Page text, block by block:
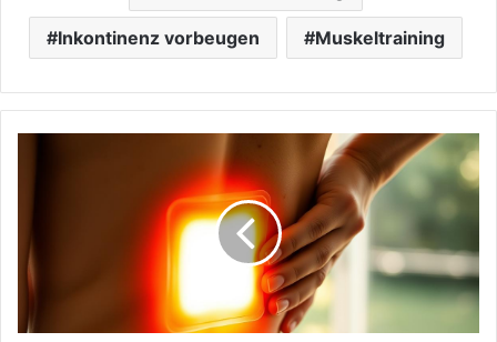
Inkontinenz vorbeugen Muskeltraining
das
richtige
für